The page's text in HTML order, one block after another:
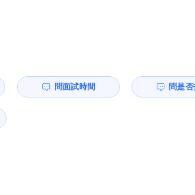
問面試時間 問是